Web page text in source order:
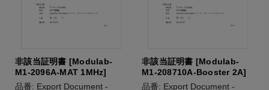
非該当証明書 [Modulab-
M1-2096A-MAT 1MHz]
品番: Export Document -
非該当証明書 [Modulab-
M1-208710A-Booster 2A]
品番: Export Document -